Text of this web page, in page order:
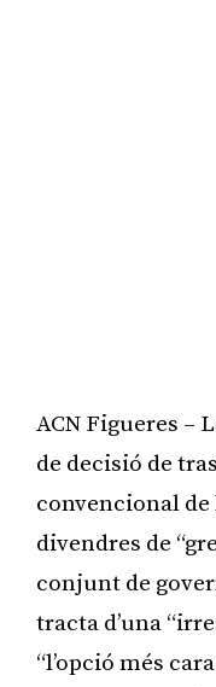
ACN Figueres –
de decisió de
convencional
divendres de
conjunt de
tracta d’una
“l’opció més